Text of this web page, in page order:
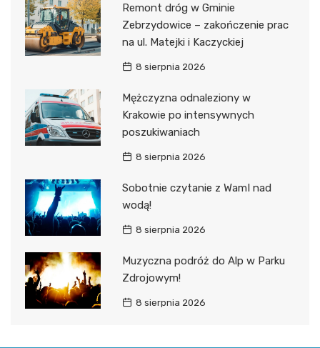
Remont dróg w Gminie
Zebrzydowice – zakończenie prac
na ul. Matejki i Kaczyckiej
8 sierpnia 2026
Mężczyzna odnaleziony w
Krakowie po intensywnych
poszukiwaniach
8 sierpnia 2026
Sobotnie czytanie z WamI nad
wodą!
8 sierpnia 2026
Muzyczna podróż do Alp w Parku
Zdrojowym!
8 sierpnia 2026